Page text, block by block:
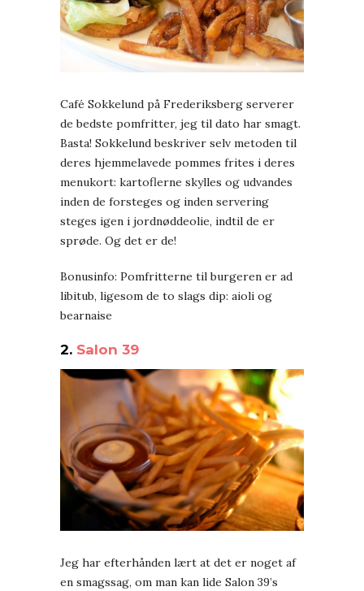
Café Sokkelund på Frederiksberg serverer
de bedste pomfritter, jeg til dato har smagt.
Basta! Sokkelund beskriver selv metoden til
deres hjemmelavede pommes frites i deres
menukort: kartoflerne skylles og udvandes
inden de forsteges og inden servering
steges igen i jordnøddeolie, indtil de er
sprøde. Og det er de!
Bonusinfo: Pomfritterne til burgeren er ad
libitub, ligesom de to slags dip: aioli og
bearnaise
2. Salon 39
Jeg har efterhånden lært at det er noget af
en smagssag, om man kan lide Salon 39’s